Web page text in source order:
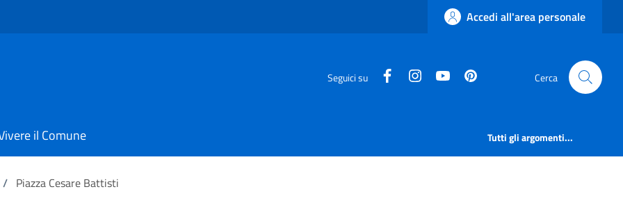
Accedi all'area personale
Seguici su facebookinstagramcanale youtube Cerca
il Comune Tutti gli argomenti...
/ Piazza Cesare Battisti